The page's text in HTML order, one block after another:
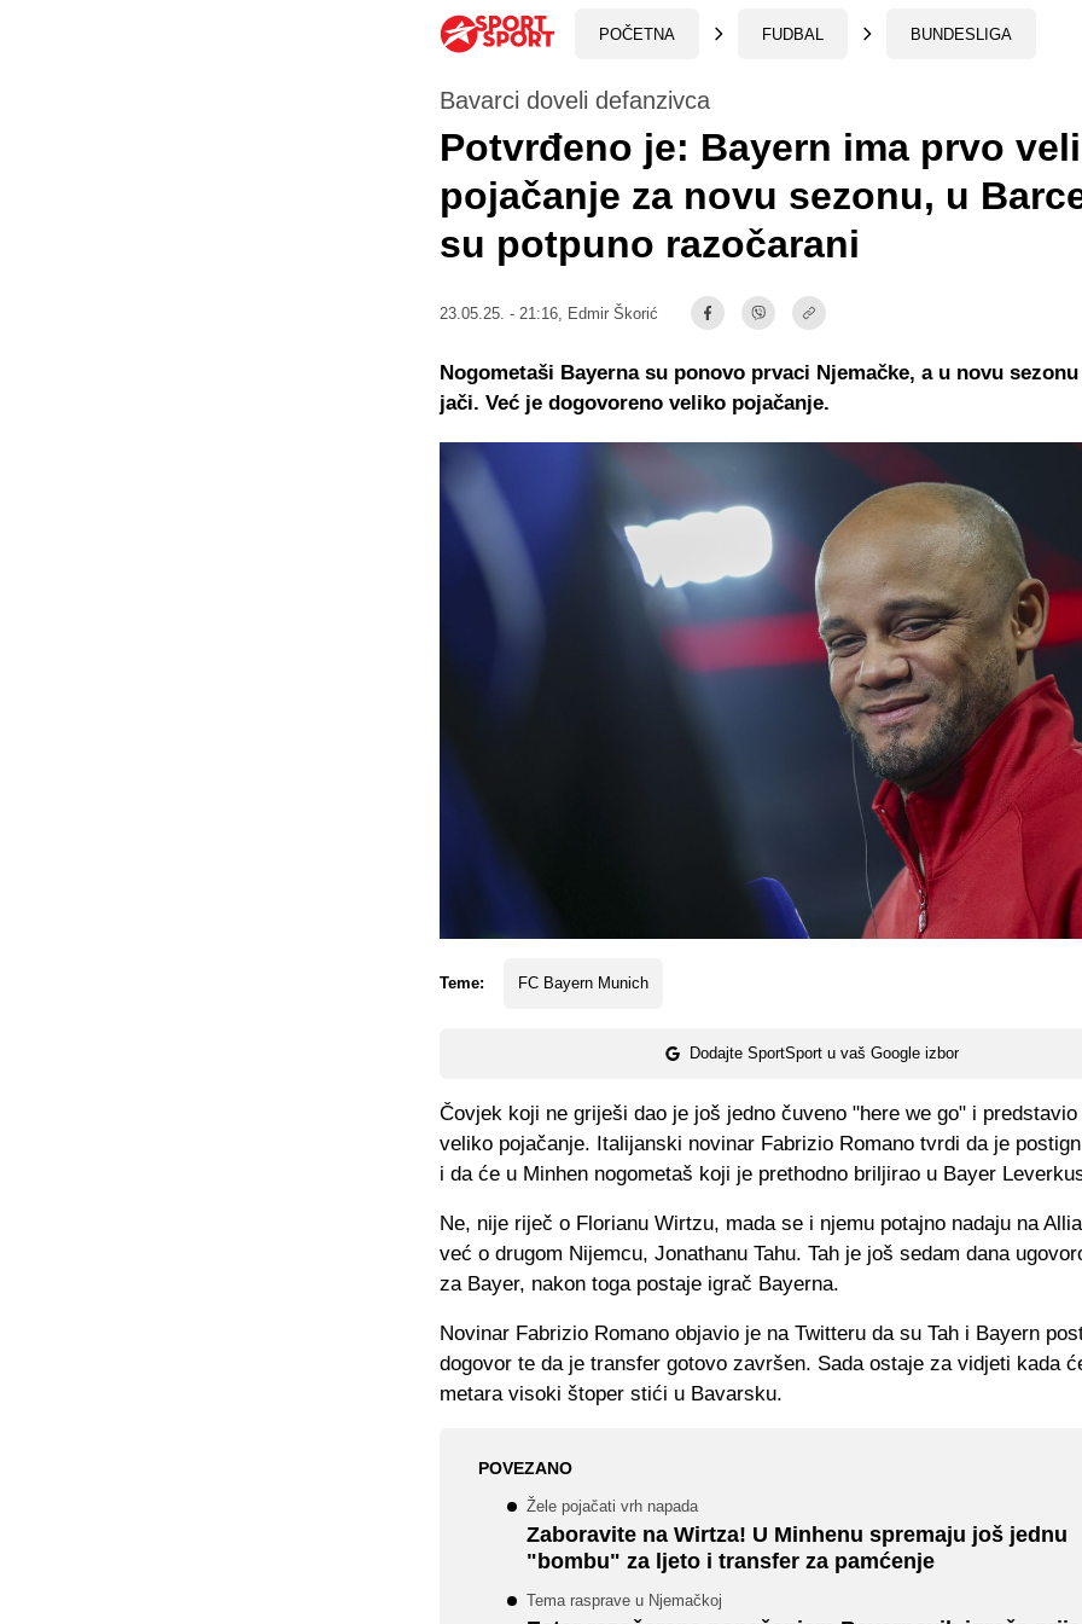
POČETNA FUDBAL BUNDESLIGA
Bavarci doveli defanzivca
Potvrđeno je: Bayern ima prvo
pojačanje za novu sezonu, u
su potpuno razočarani
23.05.25. - 21:16, Edmir Škorić
Teme: FC Bayern Munich
Dodajte SportSport u vaš Google izbor
Nogometaši Bayerna su ponovo prvaci Njemačke, a u novu
jači. Već je dogovoreno veliko pojačanje.
Čovjek koji ne griješi dao je još jedno čuveno "here we go" i
veliko pojačanje. Italijanski novinar Fabrizio Romano tvrdi da je
i da će u Minhen nogometaš koji je prethodno briljirao u Bayer
Ne, nije riječ o Florianu Wirtzu, mada se i njemu potajno nadaju na
već o drugom Nijemcu, Jonathanu Tahu. Tah je još sedam dana
za Bayer, nakon toga postaje igrač Bayerna.
Novinar Fabrizio Romano objavio je na Twitteru da su Tah i Bayern
dogovor te da je transfer gotovo završen. Sada ostaje za vidjeti kada
metara visoki štoper stići u Bavarsku.
POVEZANO
Žele pojačati vrh napada
Zaboravite na Wirtza! U Minhenu spremaju još jednu
"bombu" za ljeto i transfer za pamćenje
Tema rasprave u Njemačkoj